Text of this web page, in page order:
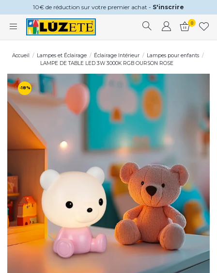
10€ de réduction sur votre premier achat - S'inscrire
0
Accueil Lampes et Éclairage Éclairage Intérieur
Lampes pour enfants
LAMPE DE TABLE LED 3W 3000K RGB OURSON ROSE
-18%